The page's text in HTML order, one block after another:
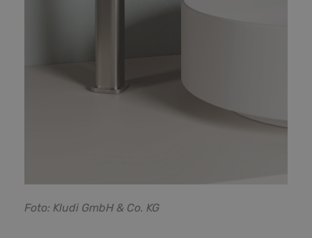
Foto: Kludi GmbH & Co. KG